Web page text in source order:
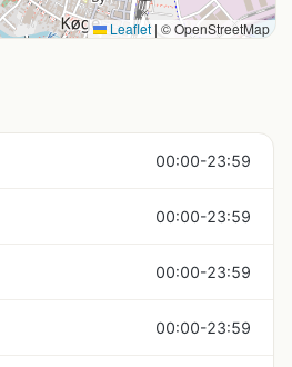
Leaflet | © OpenStreetMap
00:00-23:59
00:00-23:59
00:00-23:59
00:00-23:59